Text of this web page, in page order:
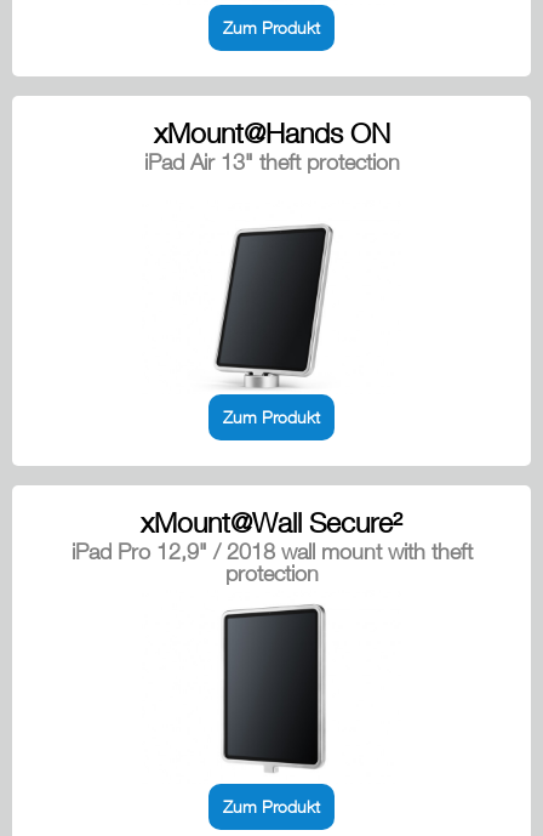
Zum Produkt
xMount@Hands ON
iPad Air 13" theft protection
Zum Produkt
xMount@Wall Secure²
iPad Pro 12,9" / 2018 wall mount with theft
protection
Zum Produkt